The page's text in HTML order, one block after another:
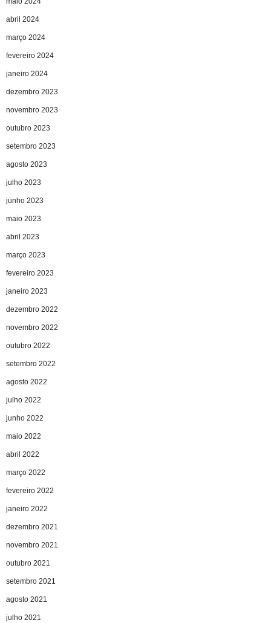
abril 2024
março 2024
fevereiro 2024
janeiro 2024
dezembro 2023
novembro 2023
outubro 2023
setembro 2023
agosto 2023
julho 2023
junho 2023
maio 2023
abril 2023
março 2023
fevereiro 2023
janeiro 2023
dezembro 2022
novembro 2022
outubro 2022
setembro 2022
agosto 2022
julho 2022
junho 2022
maio 2022
abril 2022
março 2022
fevereiro 2022
janeiro 2022
dezembro 2021
novembro 2021
outubro 2021
setembro 2021
agosto 2021
julho 2021